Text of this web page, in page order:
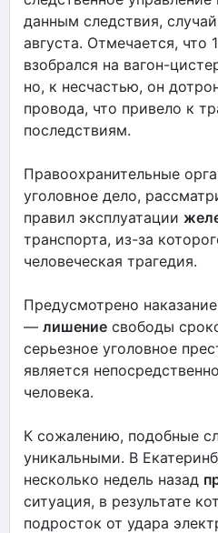
данным следствия,
августа. Отмечается, что
взобрался на вагон-
но, к несчастью, он
провода, что привело к
последствиям.
Правоохранительные
уголовное дело,
правил эксплуатации
транспорта, из-за
человеческая трагедия.
Предусмотрено
— лишение свободы
серьезное уголовное
является
человека.
К сожалению, подобные
уникальными. В
несколько недель назад
ситуация, в результате
подросток от удара